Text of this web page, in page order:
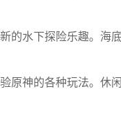
的水下探险乐趣。海
原神的各种玩法。休